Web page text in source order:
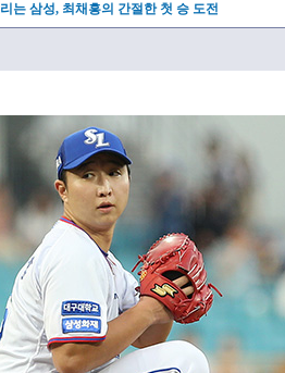
는 삼성, 최채흥의 간절한 첫 승 도전